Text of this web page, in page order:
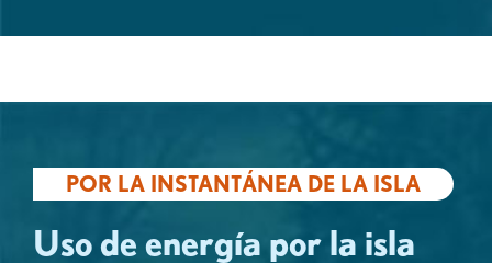
POR LA INSTANTÁNEA DE LA ISLA
Uso de energía por la isla